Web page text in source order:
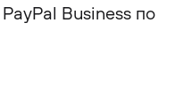
Business по